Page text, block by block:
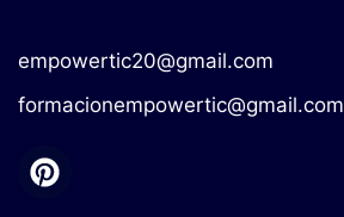
empowertic20@gmail.com
formacionempowertic@gmail.com